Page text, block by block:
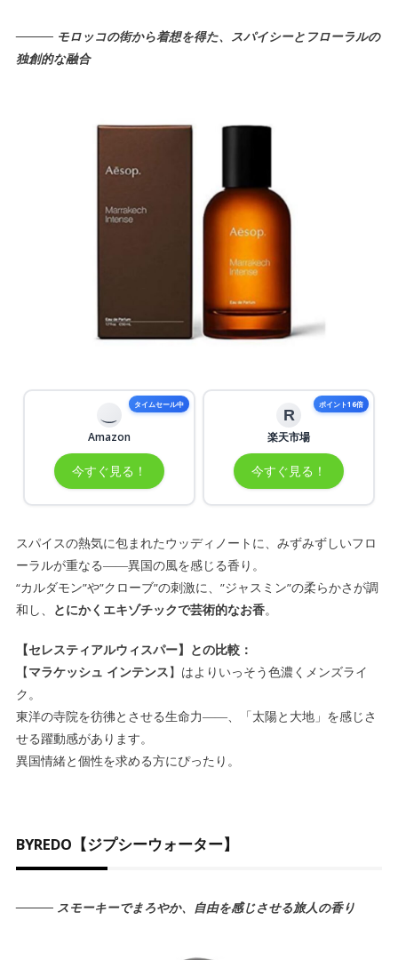
――― モロッコの街から着想を得た、スパイシーとフローラルの
独創的な融合
タイムセール中
Amazon
今すぐ見る！
ポイント16倍
R
楽天市場
今すぐ見る！
スパイスの熱気に包まれたウッディノートに、みずみずしいフロ
ーラルが重なる――異国の風を感じる香り。
“カルダモン”や”クローブ”の刺激に、”ジャスミン”の柔らかさが調
和し、
とにかくエキゾチックで芸術的なお香。
【セレスティアルウィスパー】との比較：
【マラケッシュ インテンス】はよりいっそう色濃くメンズライ
ク。
東洋の寺院を彷彿とさせる生命力――、「太陽と大地」を感じさ
せる躍動感があります。
異国情緒と個性を求める方にぴったり。
BYREDO【ジプシーウォーター】
――― スモーキーでまろやか、自由を感じさせる旅人の香り